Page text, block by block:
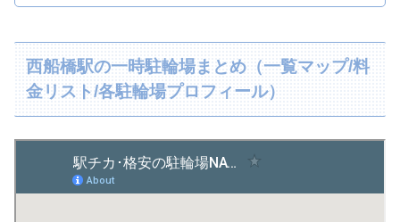
西船橋駅の一時駐輪場まとめ（一覧マップ/料
金リスト/各駐輪場プロフィール）